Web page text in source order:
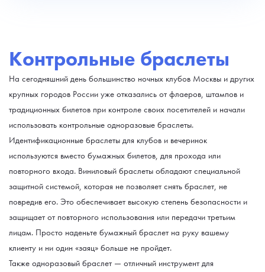
Контрольные браслеты
На сегодняшний день большинство ночных клубов Москвы и других
крупных городов России уже отказались от флаеров, штампов и
традиционных билетов при контроле своих посетителей и начали
использовать контрольные одноразовые браслеты.
Идентификационные браслеты для клубов и вечеринок
используются вместо бумажных билетов, для прохода или
повторного входа. Виниловый браслеты обладают специальной
защитной системой, которая не позволяет снять браслет, не
повредив его. Это обеспечивает высокую степень безопасности и
защищает от повторного использования или передачи третьим
лицам. Просто наденьте бумажный браслет на руку вашему
клиенту и ни один «заяц» больше не пройдет.
Также одноразовый браслет — отличный инструмент для